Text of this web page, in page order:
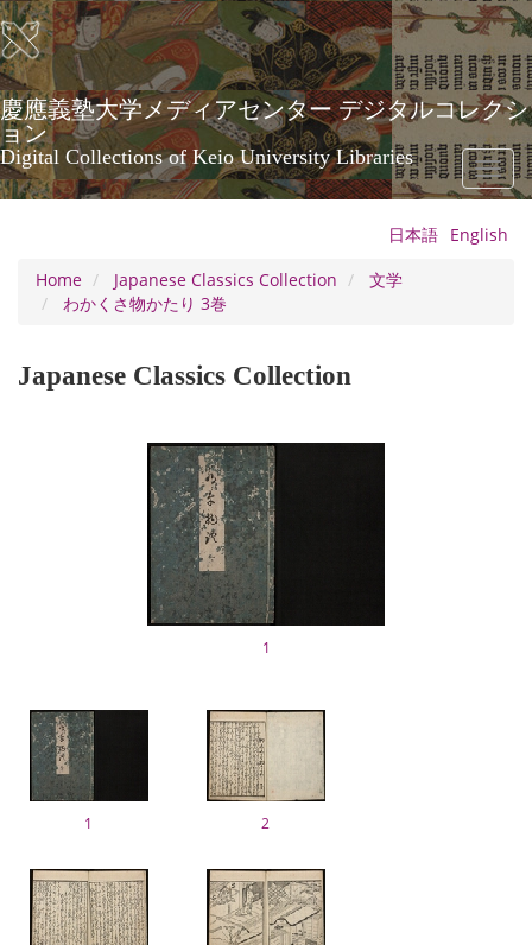
Skip
to
main
content
慶應義塾大学メディアセンター デジタルコレクシ
ョン
Digital Collections of Keio University Libraries
Toggle
日本語 English
Home
Japanese Classics Collection
文学
わかくさ物かたり 3巻
Japanese Classics Collection
1
1 2